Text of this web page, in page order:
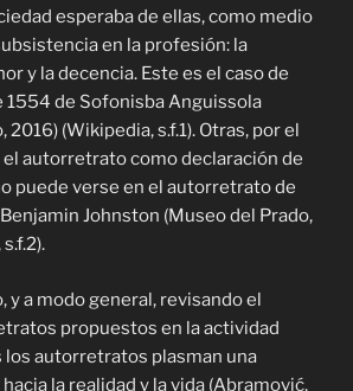
esperaba de ellas, como medio
en la profesión: la
y la decencia. Este es el caso de
1554 de Sofonisba Anguissola
2016) (Wikipedia, s.f.1). Otras, por el
autorretrato como declaración de
puede verse en el autorretrato de
Johnston (Museo del Prado,
y a modo general, revisando el
propuestos en la actividad
los autorretratos plasman una
la realidad y la vida (Abramović,